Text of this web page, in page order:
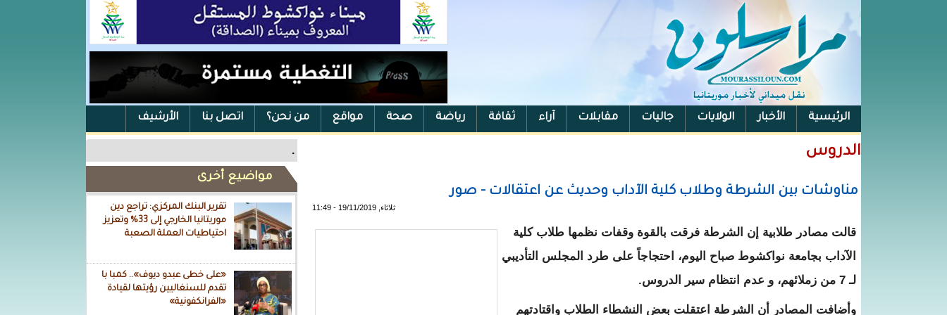
الرئيسية الأخبار الولايات جاليات مقابلات آراء ثقافة رياضة صحة مواقع من نحن؟ اتصل بنا الأرشيف
الفيس بوك .
مواضيع أخرى
تقرير البنك المركزي: تراجع دين
موريتانيا الخارجي إلى 33% وتعزيز
احتياطيات العملة الصعبة
«على خطى عبدو ديوف».. كمبا با
تقدم للسنغاليين رؤيتها لقيادة
«الفرانكفونية»
الدروس
مناوشات بين الشرطة وطلاب كلية الآداب وحديث عن اعتقالات - صور
ثلاثاء, 19/11/2019 - 11:49
قالت مصادر طلابية إن الشرطة فرقت بالقوة وقفات نظمها طلاب كلية
الآداب بجامعة نواكشوط صباح اليوم، احتجاجاً على طرد المجلس التأديبي
لـ 7 من زملائهم، و عدم انتظام سير الدروس.
وأضافت المصادر أن الشرطة اعتقلت بعض النشطاء الطلاب واقتادتهم